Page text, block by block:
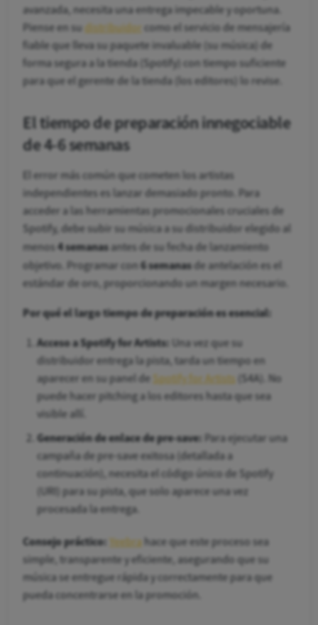
avanzada, necesita una entrega impecable y oportuna.
Piense en su distribuidor como el servicio de mensajería
fiable que lleva su paquete invaluable (su música) de
forma segura a la tienda (Spotify) con tiempo suficiente
para que el gerente de la tienda (los editores) lo revise.
El tiempo de preparación innegociable
de 4-6 semanas
El error más común que cometen los artistas
independientes es lanzar demasiado pronto. Para
acceder a las herramientas promocionales cruciales de
Spotify, debe subir su música a su distribuidor elegido al
menos 4 semanas antes de su fecha de lanzamiento
objetivo. Programar con 6 semanas de antelación es el
estándar de oro, proporcionando un margen necesario.
Por qué el largo tiempo de preparación es esencial:
Acceso a Spotify for Artists: Una vez que su
distribuidor entrega la pista, tarda un tiempo en
aparecer en su panel de Spotify for Artists (S4A). No
puede hacer pitching a los editores hasta que sea
visible allí.
Generación de enlace de pre-save: Para ejecutar una
campaña de pre-save exitosa (detallada a
continuación), necesita el código único de Spotify
(URI) para su pista, que solo aparece una vez
procesada la entrega.
Consejo práctico: Yeebra hace que este proceso sea
simple, transparente y eficiente, asegurando que su
música se entregue rápida y correctamente para que
pueda concentrarse en la promoción.